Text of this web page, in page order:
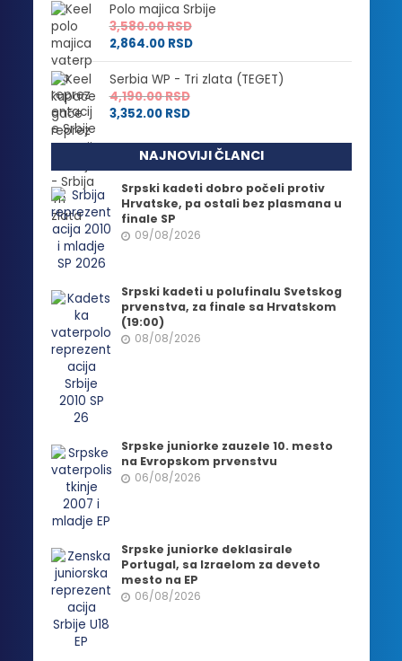
Polo majica Srbije
3,580.00RSD
2,864.00 RSD
Serbia WP - Tri zlata (TEGET)
4,190.00RSD
3,352.00 RSD
NAJNOVIJI ČLANCI
Srpski kadeti dobro počeli protiv
Hrvatske, pa ostali bez plasmana u
finale SP
09/08/2026
Srpski kadeti u polufinalu Svetskog
prvenstva, za finale sa Hrvatskom
(19:00)
08/08/2026
Srpske juniorke zauzele 10. mesto
na Evropskom prvenstvu
06/08/2026
Srpske juniorke deklasirale
Portugal, sa Izraelom za deveto
mesto na EP
06/08/2026